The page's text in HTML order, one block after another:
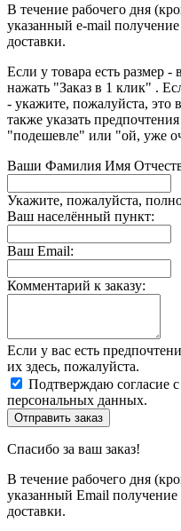
В течение рабочего дня
указанный e-mail
доставки.
Если у товара есть размер -
нажать "Заказ в 1 клик" .
- укажите, пожалуйста,
также указать
"подешевле" или "ой, уже
Ваши Фамилия Имя
Укажите, пожалуйста,
Ваш населённый пункт:
Ваш Email:
Комментарий к заказу:
Если у вас есть
их здесь, пожалуйста.
Подтверждаю согласие с
персональных данных.
Отправить заказ
Спасибо за ваш заказ!
В течение рабочего дня
указанный Email получение
доставки.